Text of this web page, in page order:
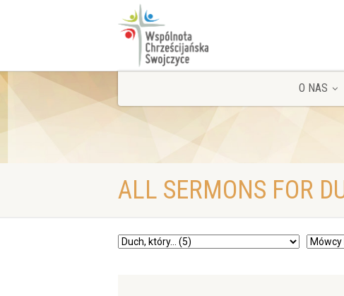
O NAS
ALL SERMONS FOR